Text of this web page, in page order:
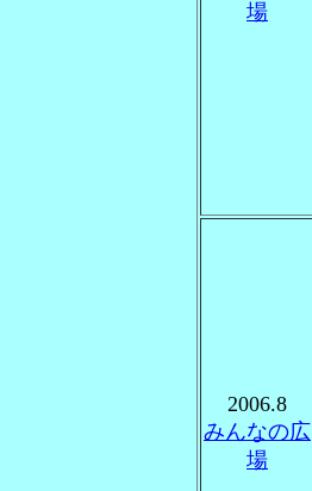
場
2006.8
みんなの広
場